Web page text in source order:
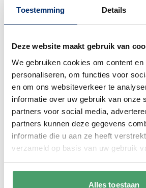
Toestemming Details
Deze website maakt gebruik van
We gebruiken cookies om content
personaliseren, om functies voor
en om ons websiteverkeer te
informatie over uw gebruik van onze
partners voor social media,
partners kunnen deze gegevens
informatie die u aan ze heeft
verzameld op basis van uw gebruik
Alles toestaan
0345 63 30 01
Duurzaam
We verpakken onze
en duurzaam met
papier.Vanaf € 55,-wordt
ook nog eens helemaal